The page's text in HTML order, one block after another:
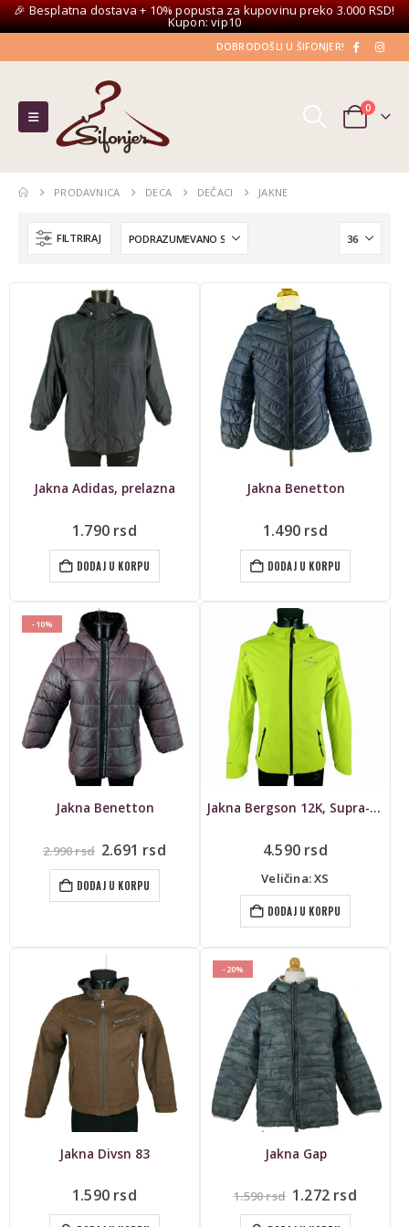
🎉 Besplatna dostava + 10% popusta za kupovinu preko 3.000 RSD!
Kupon: vip10
DOBRODOŠLI U ŠIFONJER!
0
PRODAVNICA DECA DEČACI JAKNE
FILTRIRAJ
Jakna Adidas, prelazna
1.790 rsd
DODAJ U KORPU
Jakna Benetton
1.490 rsd
DODAJ U KORPU
-10%
Jakna Benetton
2.990rsd Originalna
je
bila:
2.990 rsd.
2.691 rsdTrenutna
DODAJ U KORPU
Jakna Bergson 12K, Supra-Tex Ultralight Outdoor
4.590 rsd
Veličina: XS
DODAJ U KORPU
Jakna Divsn 83
1.590 rsd
-20%
Jakna Gap
1.590rsd Originalna
1.272 rsd